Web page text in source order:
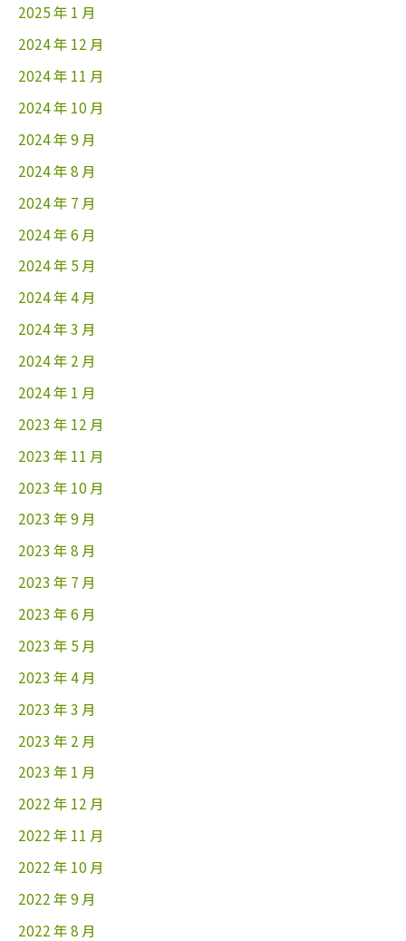
2025 年 1 月
2024 年 12 月
2024 年 11 月
2024 年 10 月
2024 年 9 月
2024 年 8 月
2024 年 7 月
2024 年 6 月
2024 年 5 月
2024 年 4 月
2024 年 3 月
2024 年 2 月
2024 年 1 月
2023 年 12 月
2023 年 11 月
2023 年 10 月
2023 年 9 月
2023 年 8 月
2023 年 7 月
2023 年 6 月
2023 年 5 月
2023 年 4 月
2023 年 3 月
2023 年 2 月
2023 年 1 月
2022 年 12 月
2022 年 11 月
2022 年 10 月
2022 年 9 月
2022 年 8 月